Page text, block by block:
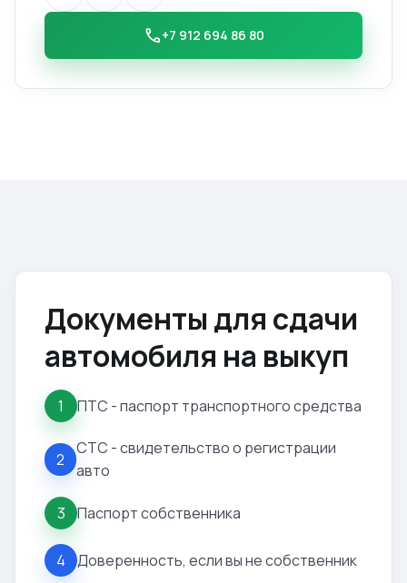
call+7 912 694 86 80
Документы для сдачи
автомобиля на выкуп
1 ПТС - паспорт транспортного средства
2
СТС - свидетельство о регистрации
авто
3 Паспорт собственника
4 Доверенность, если вы не собственник